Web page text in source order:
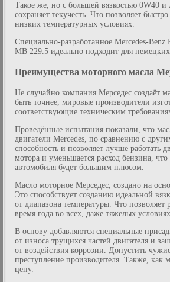
Такое же, но с большей вязкостью 0W40
сохраняет текучесть. Что позволяет
низких температурных условиях.
Специально-разработанное Mercedes-
MB 229.5 идеально подходит для
Преимущества моторного масла
Не случайно компания Мерседес создаёт
быть точнее, мировые производители
соответствующие техническим
Проведённые испытания показали, что
двигатели Mercedes, по сравнению с
способность и позволяет лучше работать
мотора и уменьшается расход бензина,
автомобиля будет большим плюсом.
Масло моторное Мерседес, создано на
Это способствует созданию идеальной
от диапазона температуры. Что позволяет
время года во всех, даже тяжелых
В основу добавляются специальные
от износа трущихся частей двигателя и
от воздействия коррозии. Допустить
преступление производителя. Также, как
цену.